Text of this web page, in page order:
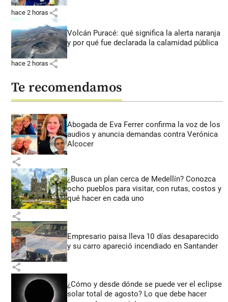
hace 2 horas share
Volcán Puracé: qué significa la alerta naranja
y por qué fue declarada la calamidad pública
hace 2 horas share
Te recomendamos
Abogada de Eva Ferrer confirma la voz de los
audios y anuncia demandas contra Verónica
Alcocer
share
¿Busca un plan cerca de Medellín? Conozca
ocho pueblos para visitar, con rutas, costos y
qué hacer en cada uno
share
Empresario paisa lleva 10 días desaparecido
y su carro apareció incendiado en Santander
share
¿Cómo y desde dónde se puede ver el eclipse
solar total de agosto? Lo que debe hacer